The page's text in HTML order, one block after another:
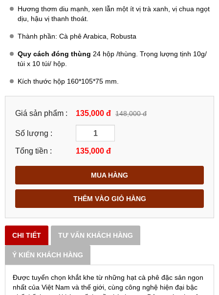
Hương thơm diu mạnh, xen lẫn một ít vị trà xanh, vị chua ngọt
dịu, hậu vị thanh thoát.
Thành phần: Cà phê Arabica, Robusta
Quy cách đóng thùng 24 hộp /thùng. Trọng lượng tịnh 10g/
túi x 10 túi/ hộp.
Kích thước hộp 160*105*75 mm.
Giá sản phẩm : 135,000 đ 148,000 đ
Số lượng :
Tổng tiền : 135,000 đ
MUA HÀNG
THÊM VÀO GIỎ HÀNG
CHI TIẾT TƯ VẤN KHÁCH HÀNG
Ý KIẾN KHÁCH HÀNG
Được tuyển chọn khắt khe từ những hạt cà phê đặc sản ngon
nhất của Việt Nam và thế giới, cùng công nghệ hiện đại bậc